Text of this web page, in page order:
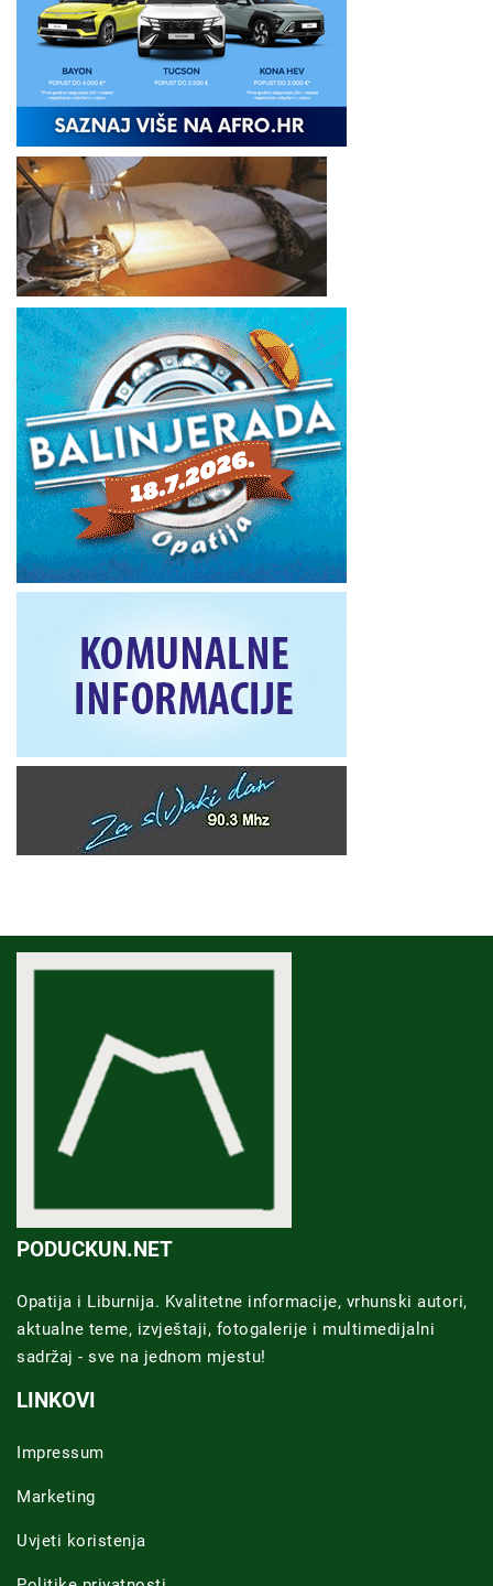
PODUCKUN.NET
Opatija i Liburnija. Kvalitetne informacije, vrhunski autori,
aktualne teme, izvještaji, fotogalerije i multimedijalni
sadržaj - sve na jednom mjestu!
LINKOVI
Impressum
Marketing
Uvjeti koristenja